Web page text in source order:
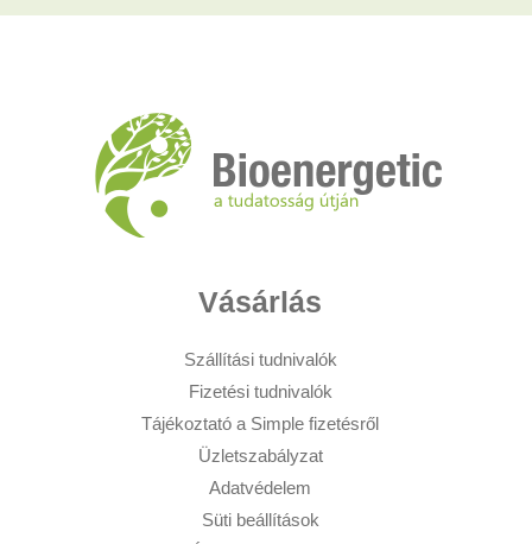
Vásárlás
Szállítási tudnivalók
Fizetési tudnivalók
Tájékoztató a Simple fizetésről
Üzletszabályzat
Adatvédelem
Süti beállítások